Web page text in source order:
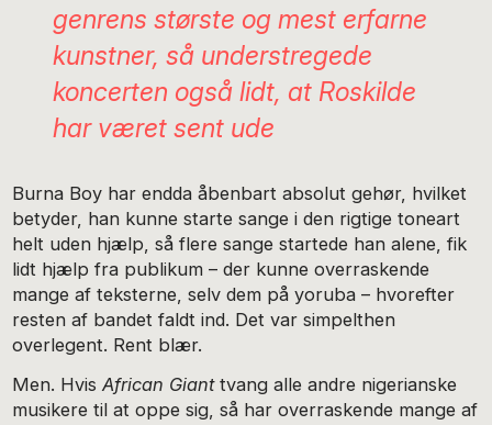
genrens største og mest erfarne
kunstner, så understregede
koncerten også lidt, at Roskilde
har været sent ude
Burna Boy har endda åbenbart absolut gehør, hvilket
betyder, han kunne starte sange i den rigtige toneart
helt uden hjælp, så flere sange startede han alene, fik
lidt hjælp fra publikum – der kunne overraskende
mange af teksterne, selv dem på yoruba – hvorefter
resten af bandet faldt ind. Det var simpelthen
overlegent. Rent blær.
Men. HvisAfrican Gianttvang alle andre nigerianske
musikere til at oppe sig, så har overraskende mange af